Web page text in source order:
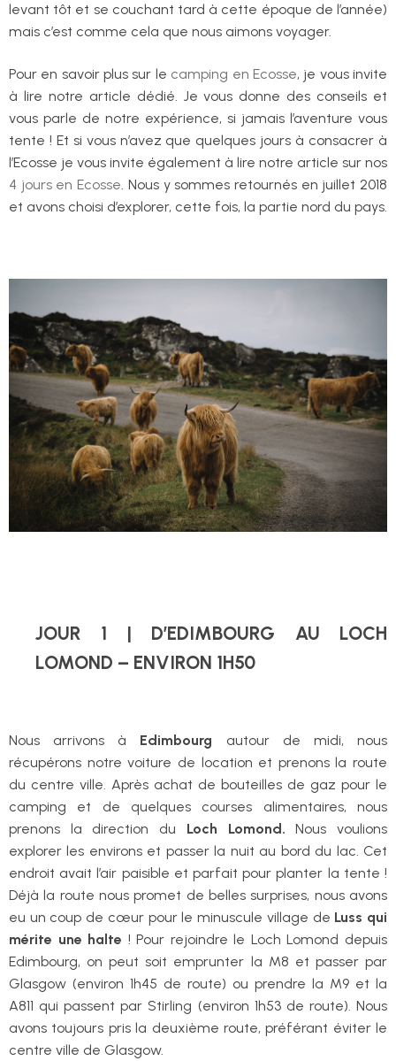
levant tôt et se couchant tard à cette époque de l’année)
mais c’est comme cela que nous aimons voyager.
Pour en savoir plus sur le camping en Ecosse, je vous invite
à lire notre article dédié. Je vous donne des conseils et
vous parle de notre expérience, si jamais l’aventure vous
tente ! Et si vous n’avez que quelques jours à consacrer à
l’Ecosse je vous invite également à lire notre article sur nos
4 jours en Ecosse . Nous y sommes retournés en juillet 2018
et avons choisi d’explorer, cette fois, la partie nord du pays.
JOUR 1 | D’EDIMBOURG AU LOCH
LOMOND – ENVIRON 1H50
Nous arrivons à Edimbourg autour de midi, nous
récupérons notre voiture de location et prenons la route
du centre ville. Après achat de bouteilles de gaz pour le
camping et de quelques courses alimentaires, nous
prenons la direction du Loch Lomond. Nous voulions
explorer les environs et passer la nuit au bord du lac. Cet
endroit avait l’air paisible et parfait pour planter la tente !
Déjà la route nous promet de belles surprises, nous avons
eu un coup de cœur pour le minuscule village de Luss qui
mérite une halte ! Pour rejoindre le Loch Lomond depuis
Edimbourg, on peut soit emprunter la M8 et passer par
Glasgow (environ 1h45 de route) ou prendre la M9 et la
A811 qui passent par Stirling (environ 1h53 de route). Nous
avons toujours pris la deuxième route, préférant éviter le
centre ville de Glasgow.